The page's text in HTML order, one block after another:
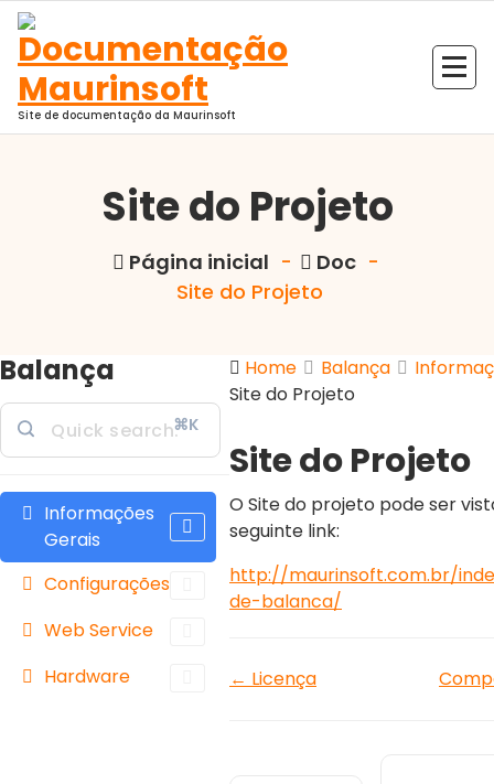
Pular
para
conteúdo
Site de documentação da Maurinsoft
Site do Projeto
Página inicial - Doc-
Site do Projeto
Balança
⌘K
Informações
Gerais
Configurações
Web Service
Hardware
Home Balança
Site do Projeto
Site do Projeto
O Site do projeto pode ser
seguinte link:
http://maurinsoft.com.br/
de-balanca/
Doc
← Licença